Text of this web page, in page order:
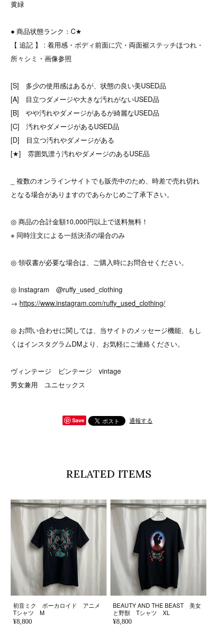
黄緑
● 商品状態ランク：C★
【 追記 】 : 着用感・ボディ前面に穴・両面裾ステッチほつれ・
所々シミ・画像参照
[S] 多少の使用感はあるが、状態の良い美USED品
[A] 目立つダメージや大きな汚れがないUSED品
[B] やや汚れやダメージがあるが綺麗なUSED品
[C] 汚れやダメージがあるUSED品
[D] 目立つ汚れやダメージがある
[★] 雰囲気漂う汚れやダメージのあるUSE品
_ 複数のオンラインサイトでも販売中のため、時差で売れ切れ
となる場合がありますのであらかじめご了承下さい。
◎ 商品の合計金額10,000円以上で送料無料！
※ 同時注文による一括決済の場合のみ
◎ 領収書が必要な場合は、ご購入時にお問合せください。
◎ Instagram @ruffy_used_clothing
→ https://www.instagram.com/ruffy_used_clothing/
◎ お問い合わせに関しては、当サイトのメッセージ機能、もし
くはインスタグラムDMより、お気軽にご連絡ください。
ヴィンテージ ビンテージ vintage
男女兼用 ユニセックス
Save 通報する
RELATED ITEMS
初音ミク ボーカロイド アニメ
Tシャツ M
¥8,800
BEAUTY AND THE BEAST 美女
と野獣 Tシャツ XL
¥8,800